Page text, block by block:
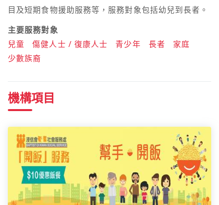
目及短期食物援助服務等，服務對象包括幼兒到長者。
主要服務對象
兒童
傷健人士 / 復康人士 青少年 長者
家庭
少數族裔
機構項目